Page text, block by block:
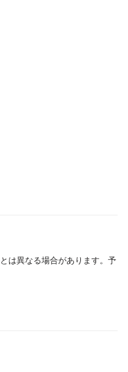
は異なる場合があります。予